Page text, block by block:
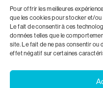
Pour offrir les meilleures
que les cookies pour stocker et/
Le fait de consentir à ces
données telles que le
site. Le fait de ne pas consentir ou
effet négatif sur certaines
Ingrid
Responsable du
Suisse romande